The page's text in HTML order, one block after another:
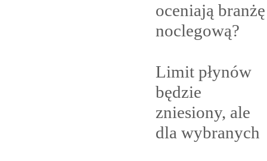
oceniają branżę
noclegową?
Limit płynów
będzie
zniesiony, ale
dla wybranych